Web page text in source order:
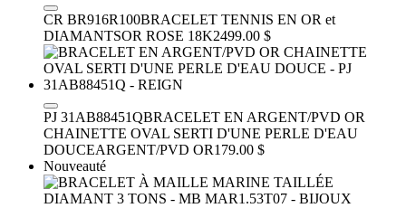
CR BR916R100BRACELET TENNIS EN OR et
DIAMANTSOR ROSE 18K2499.00 $
PJ 31AB88451QBRACELET EN ARGENT/PVD OR
CHAINETTE OVAL SERTI D'UNE PERLE D'EAU
DOUCEARGENT/PVD OR179.00 $
Nouveauté